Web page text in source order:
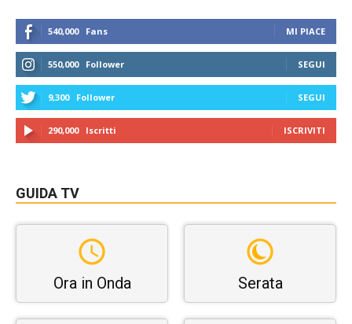
540,000 Fans MI PIACE
550,000 Follower SEGUI
9,300 Follower SEGUI
290,000 Iscritti ISCRIVITI
GUIDA TV
Ora in Onda Serata